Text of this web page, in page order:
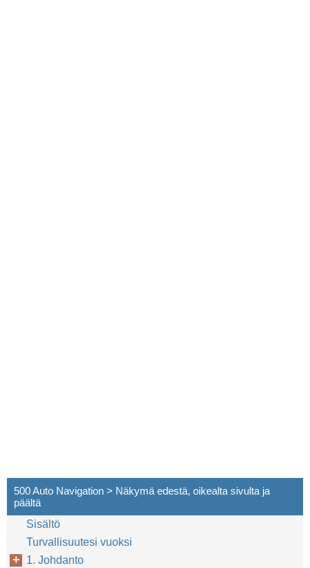
500 Auto Navigation > Näkymä edestä, oikealta sivulta ja
päältä
Sisältö
Turvallisuutesi vuoksi
1. Johdanto